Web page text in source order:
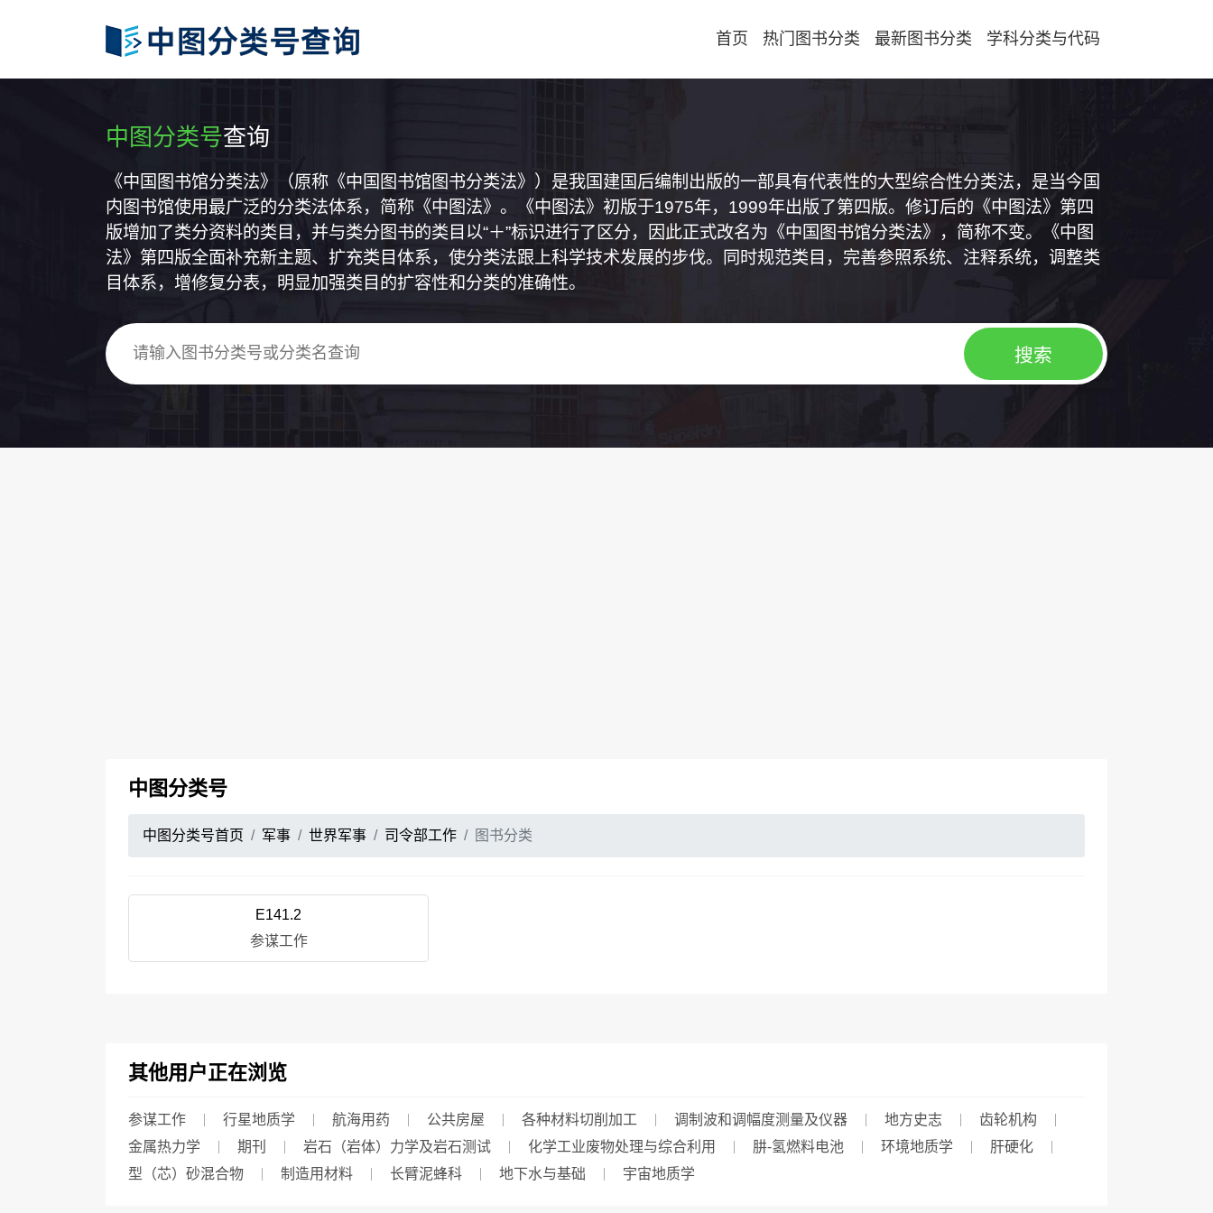
首页 热门图书分类 最新图书分类 学科分类与代码
中图分类号查询
《中国图书馆分类法》（原称《中国图书馆图书分类法》）是我国建国后编制出版的一部具有代表性的大型综合性分类法，是当今国
内图书馆使用最广泛的分类法体系，简称《中图法》。《中图法》初版于1975年，1999年出版了第四版。修订后的《中图法》第四
版增加了类分资料的类目，并与类分图书的类目以“＋”标识进行了区分，因此正式改名为《中国图书馆分类法》，简称不变。《中图
法》第四版全面补充新主题、扩充类目体系，使分类法跟上科学技术发展的步伐。同时规范类目，完善参照系统、注释系统，调整类
目体系，增修复分表，明显加强类目的扩容性和分类的准确性。
中图分类号
中图分类号首页 军事 世界军事 司令部工作 图书分类
E141.2
参谋工作
其他用户正在浏览
参谋工作 行星地质学 航海用药 公共房屋 各种材料切削加工 调制波和调幅度测量及仪器 地方史志
齿轮机构
金属热力学
期刊 岩石（岩体）力学及岩石测试 化学工业废物处理与综合利用 肼-氢燃料电池 环境地质学
肝硬化
型（芯）砂混合物
制造用材料 长臂泥蜂科 地下水与基础 宇宙地质学